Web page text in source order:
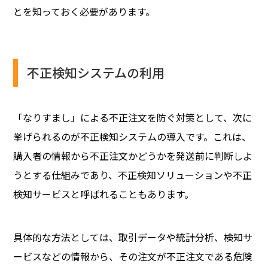
とを知っておく必要があります。
不正検知システムの利用
「なりすまし」による不正注文を防ぐ対策として、次に
挙げられるのが不正検知システムの導入です。これは、
購入者の情報から不正注文かどうかを発送前に判断しよ
うとする仕組みであり、不正検知ソリューションや不正
検知サービスと呼ばれることもあります。
具体的な方法としては、取引データや統計分析、検知サ
ービスなどの情報から、その注文が不正注文である危険